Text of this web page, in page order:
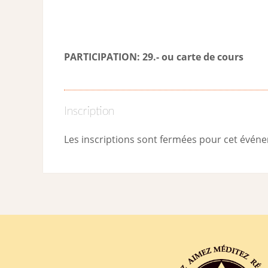
PARTICIPATION: 29.- ou carte de cours
Inscription
Les inscriptions sont fermées pour cet